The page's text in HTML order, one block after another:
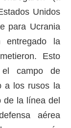
Unidos
para Ucrania
la
Esto
el campo de
a los rusos la
de la línea del
aérea